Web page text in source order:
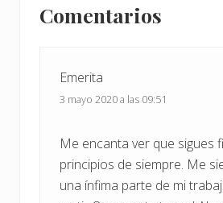
con
lectores
Comentarios
Emerita
3 mayo 2020 a las 09:51
Me encanta ver que sigues
principios de siempre. Me
una ínfima parte de mi